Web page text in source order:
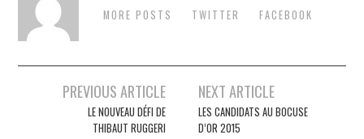
MORE POSTS TWITTER FACEBOOK
navigation
PREVIOUS ARTICLE
LE NOUVEAU DÉFI DE
THIBAUT RUGGERI
NEXT ARTICLE
LES CANDIDATS AU BOCUSE
D’OR 2015